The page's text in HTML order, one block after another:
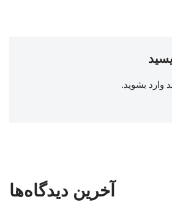
وارد بشوید.
آخرین دیدگاه‌ها